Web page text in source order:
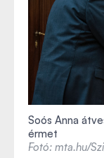
Soós Anna
érmet
Fotó: mta.hu/